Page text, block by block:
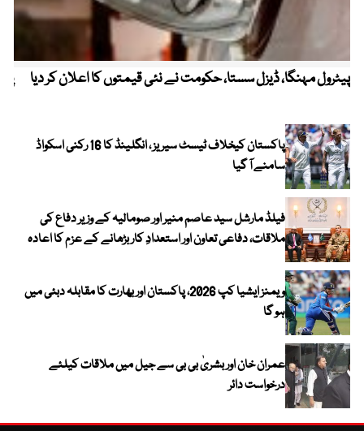
پیٹرول مہنگا، ڈیزل سستا، حکومت نے نئی قیمتوں کا اعلان کر دیا
پاکستان کیخلاف ٹیسٹ سیریز ، انگلینڈ کا 16 رکنی اسکواڈ
سامنے آ گیا
فیلڈ مارشل سید عاصم منیر اور صومالیہ کے وزیر دفاع کی
ملاقات، دفاعی تعاون اور استعدادِ کار بڑھانے کے عزم کا اعادہ
ویمنز ایشیا کپ 2026، پاکستان اور بھارت کا مقابلہ دبئی میں
ہو گا
عمران خان اور بشریٰ بی بی سے جیل میں ملاقات کیلئے
درخواست دائر